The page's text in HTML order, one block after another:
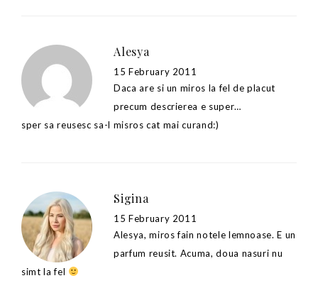
Alesya
15 February 2011
Daca are si un miros la fel de placut
precum descrierea e super…
sper sa reusesc sa-l misros cat mai curand:)
Sigina
15 February 2011
Alesya, miros fain notele lemnoase. E un
parfum reusit. Acuma, doua nasuri nu
simt la fel